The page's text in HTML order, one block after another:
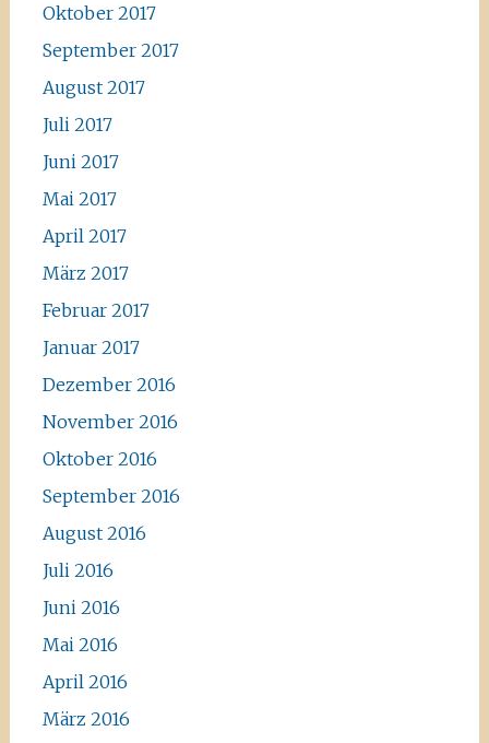
Oktober 2017
September 2017
August 2017
Juli 2017
Juni 2017
Mai 2017
April 2017
März 2017
Februar 2017
Januar 2017
Dezember 2016
November 2016
Oktober 2016
September 2016
August 2016
Juli 2016
Juni 2016
Mai 2016
April 2016
März 2016